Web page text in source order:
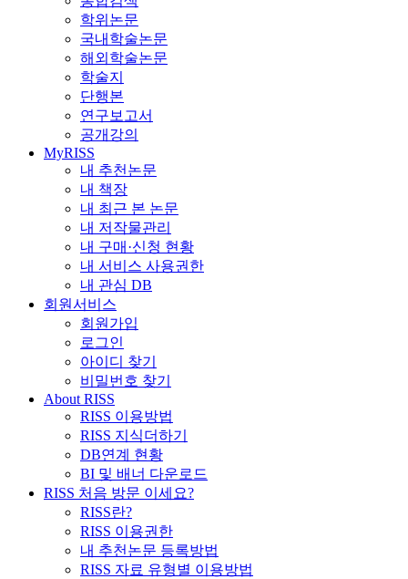
학위논문
국내학술논문
해외학술논문
학술지
단행본
연구보고서
공개강의
MyRISS
내 추천논문
내 책장
내 최근 본 논문
내 저작물관리
내 구매·신청 현황
내 서비스 사용권한
내 관심 DB
회원서비스
회원가입
로그인
아이디 찾기
비밀번호 찾기
About RISS
RISS 이용방법
RISS 지식더하기
DB연계 현황
BI 및 배너 다운로드
RISS 처음 방문 이세요?
RISS란?
RISS 이용권한
내 추천논문 등록방법
RISS 자료 유형별 이용방법